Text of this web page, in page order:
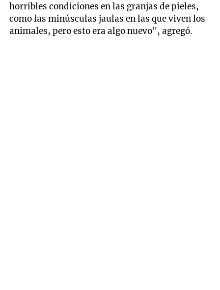
horribles condiciones en las granjas de pieles,
como las minúsculas jaulas en las que viven los
animales, pero esto era algo nuevo", agregó.